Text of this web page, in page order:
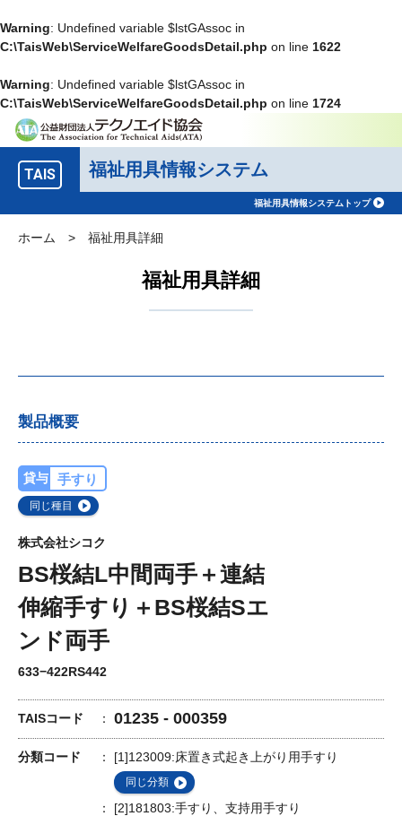
Warning: Undefined variable $lstGAssoc in
C:\TaisWeb\ServiceWelfareGoodsDetail.php on line 1622
Warning: Undefined variable $lstGAssoc in
C:\TaisWeb\ServiceWelfareGoodsDetail.php on line 1724
TAIS 福祉用具情報システム
福祉用具情報システムトップ
ホーム > 福祉用具詳細
福祉用具詳細
製品概要
貸与 手すり
同じ種目
株式会社シコク
BS桜結L中間両手＋連結
伸縮手すり＋BS桜結Sエ
ンド両手
633−422RS442
TAISコード 01235 - 000359
分類コード [1]123009:床置き式起き上がり用手すり
同じ分類
[2]181803:手すり、支持用手すり